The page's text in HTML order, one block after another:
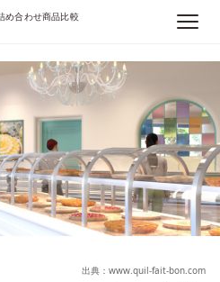
め合わせ商品比較
出典：www.quil-fait-bon.com